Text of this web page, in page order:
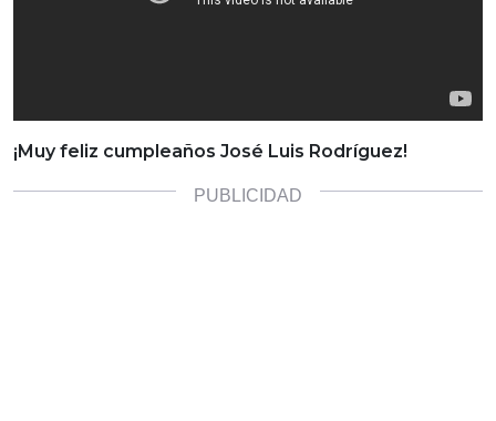
¡Muy feliz cumpleaños José Luis Rodríguez!